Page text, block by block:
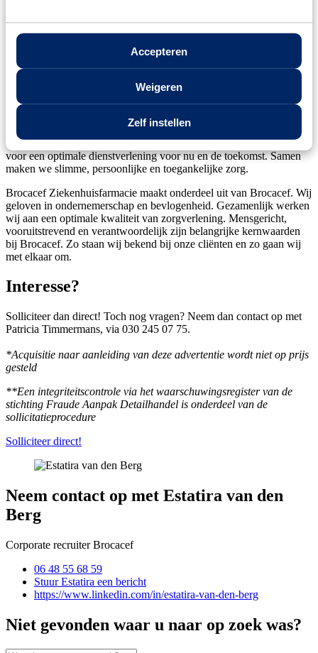
Accepteren
Weigeren
Zelf instellen
Over Brocacef Ziekenhuisfarmacie.
Brocacef Ziekenhuisfarmacie is al 50 jaar de apotheek voor
zorginstellingen. Ons hoofddoel is onze klanten ontzorgen. Door
samen te werken met Brocacef Ziekenhuisfarmacie, hebben
zorginstellingen meer tijd om juist datgene te bieden waar het echt
om gaat: optimale cliëntenzorg. Van receptverwerking,
medicatiecontrole en aflevering van medicijnen tot begeleiding bij
een veilig medicatieproces binnen de instelling. Wij staan garant
voor een optimale dienstverlening voor nu en de toekomst. Samen
maken we slimme, persoonlijke en toegankelijke zorg.
Brocacef Ziekenhuisfarmacie maakt onderdeel uit van Brocacef. Wij
geloven in ondernemerschap en bevlogenheid. Gezamenlijk werken
wij aan een optimale kwaliteit van zorgverlening. Mensgericht,
vooruitstrevend en verantwoordelijk zijn belangrijke kernwaarden
bij Brocacef. Zo staan wij bekend bij onze cliënten en zo gaan wij
met elkaar om.
Interesse?
Solliciteer dan direct! Toch nog vragen? Neem dan contact op met
Patricia Timmermans, via 030 245 07 75.
*Acquisitie naar aanleiding van deze advertentie wordt niet op prijs
gesteld
**Een integriteitscontrole via het waarschuwingsregister van de
stichting Fraude Aanpak Detailhandel is onderdeel van de
sollicitatieprocedure
Solliciteer direct!
Neem contact op met Estatira van den
Berg
Corporate recruiter Brocacef
06 48 55 68 59
Stuur Estatira een bericht
https://www.linkedin.com/in/estatira-van-den-berg
Niet gevonden waar u naar op zoek was?